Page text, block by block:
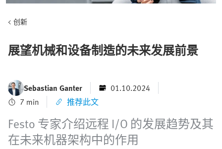
创新
展望机械和设备制造的未来发展前景
Sebastian Ganter
01.10.2024
7 min
推荐此文
Festo 专家介绍远程 I/O 的发展趋势及其
在未来机器架构中的作用